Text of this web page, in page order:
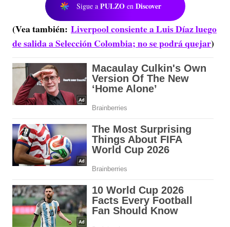
Sigue a PULZO en Discover
(Vea también: Liverpool consiente a Luis Díaz luego
de salida a Selección Colombia; no se podrá quejar)